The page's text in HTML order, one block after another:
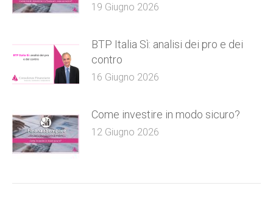
19 Giugno 2026
BTP Italia Sì: analisi dei pro e dei
contro
16 Giugno 2026
Come investire in modo sicuro?
12 Giugno 2026